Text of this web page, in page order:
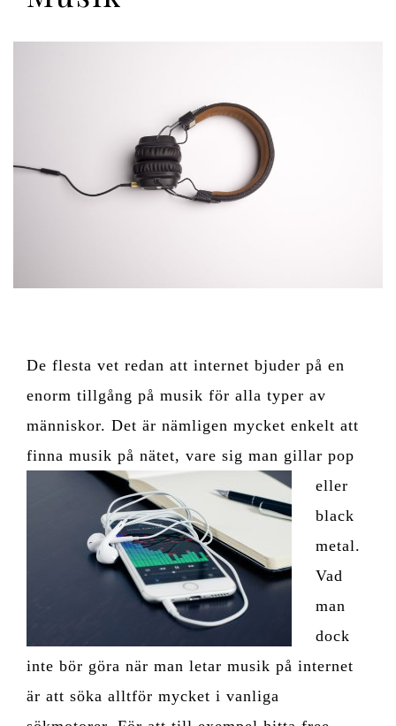
De flesta vet redan att internet bjuder på en
enorm tillgång på musik för alla typer av
människor. Det är nämligen mycket enkelt att
finna musik på nätet, vare sig man gillar pop
eller
black
metal.
Vad
man
dock
inte bör göra när man letar musik på internet
är att söka alltför mycket i vanliga